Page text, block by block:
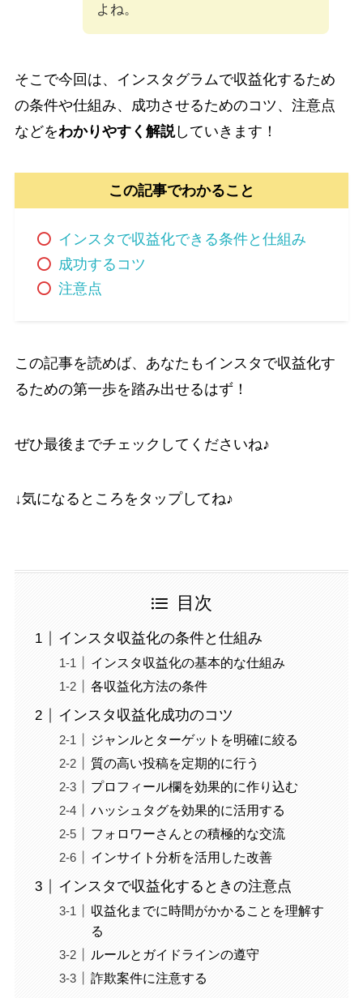
よね。
そこで今回は、インスタグラムで収益化するため
の条件や仕組み、成功させるためのコツ、注意点
などをわかりやすく解説していきます！
この記事でわかること
インスタで収益化できる条件と仕組み
成功するコツ
注意点
この記事を読めば、あなたもインスタで収益化す
るための第一歩を踏み出せるはず！
ぜひ最後までチェックしてくださいね♪
↓気になるところをタップしてね♪
目次
インスタ収益化の条件と仕組み
インスタ収益化の基本的な仕組み
各収益化方法の条件
インスタ収益化成功のコツ
ジャンルとターゲットを明確に絞る
質の高い投稿を定期的に行う
プロフィール欄を効果的に作り込む
ハッシュタグを効果的に活用する
フォロワーさんとの積極的な交流
インサイト分析を活用した改善
インスタで収益化するときの注意点
収益化までに時間がかかることを理解す
る
ルールとガイドラインの遵守
詐欺案件に注意する